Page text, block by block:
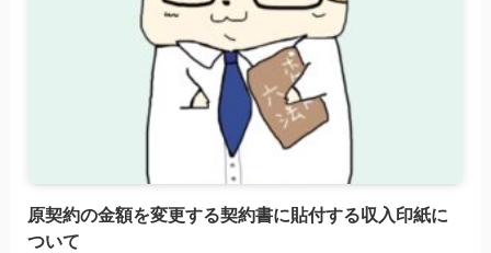
原契約の金額を変更する契約書に貼付する収入印紙に
ついて